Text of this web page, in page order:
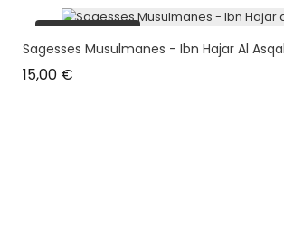
plus en stock
Sagesses Musulmanes - Ibn Hajar Al
15,00 €